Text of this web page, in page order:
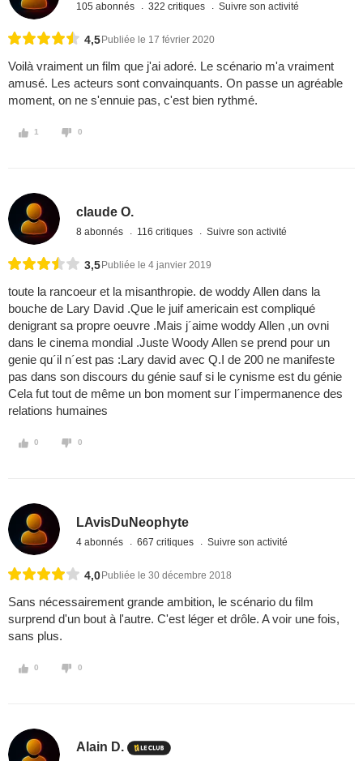
105 abonnés 322 critiques Suivre son activité
4,5 Publiée le 17 février 2020
Voilà vraiment un film que j'ai adoré. Le scénario m'a vraiment
amusé. Les acteurs sont convainquants. On passe un agréable
moment, on ne s'ennuie pas, c'est bien rythmé.
1 0
claude O.
8 abonnés 116 critiques Suivre son activité
3,5 Publiée le 4 janvier 2019
toute la rancoeur et la misanthropie. de woddy Allen dans la
bouche de Lary David .Que le juif americain est compliqué
denigrant sa propre oeuvre .Mais j´aime woddy Allen ,un ovni
dans le cinema mondial .Juste Woody Allen se prend pour un
genie qu´il n´est pas :Lary david avec Q.I de 200 ne manifeste
pas dans son discours du génie sauf si le cynisme est du génie
Cela fut tout de même un bon moment sur l´impermanence des
relations humaines
0 0
LAvisDuNeophyte
4 abonnés 667 critiques Suivre son activité
4,0 Publiée le 30 décembre 2018
Sans nécessairement grande ambition, le scénario du film
surprend d'un bout à l'autre. C'est léger et drôle. A voir une fois,
sans plus.
0 0
Alain D.